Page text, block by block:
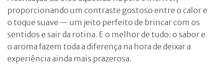
proporcionando um contraste gostoso entre o calor e
o toque suave — um jeito perfeito de brincar com os
sentidos e sair da rotina. E o melhor de tudo: o sabor e
o aroma fazem toda a diferença na hora de deixar a
experiência ainda mais prazerosa.